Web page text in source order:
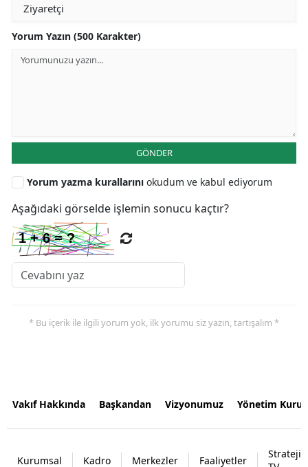
Yorum Yazın (500 Karakter)
GÖNDER
Yorum yazma kurallarını okudum ve kabul ediyorum
Aşağıdaki görselde işlemin sonucu kaçtır?
* Bu içerik ile ilgili yorum yok, ilk yorumu siz yazın, tartışalım *
Vakıf Hakkında Başkandan Vizyonumuz Yönetim
Kurumsal Kadro Merkezler Faaliyetler
Strateji